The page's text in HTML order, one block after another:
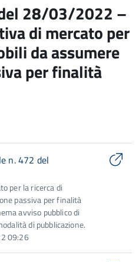
28/03/2022 –
di mercato per
da assumere
per finalità
n. 472 del
per la ricerca di
passiva per finalità
avviso pubblico di
di pubblicazione.
09:26